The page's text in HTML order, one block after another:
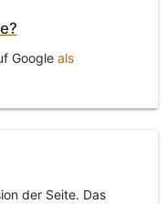
Google als
der Seite. Das